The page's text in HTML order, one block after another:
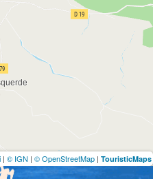
| © IGN | © OpenStreetMap | TouristicMaps